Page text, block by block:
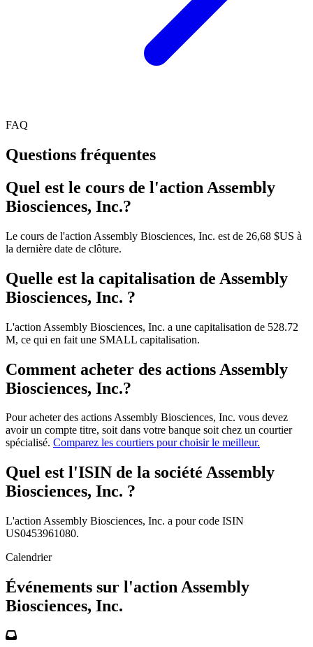
FAQ
Questions fréquentes
Quel est le cours de l'action Assembly
Biosciences, Inc.?
Le cours de l'action Assembly Biosciences, Inc. est de 26,68 $US à
la dernière date de clôture.
Quelle est la capitalisation de Assembly
Biosciences, Inc. ?
L'action Assembly Biosciences, Inc. a une capitalisation de 528.72
M, ce qui en fait une SMALL capitalisation.
Comment acheter des actions Assembly
Biosciences, Inc.?
Pour acheter des actions Assembly Biosciences, Inc. vous devez
avoir un compte titre, soit dans votre banque soit chez un courtier
spécialisé. Comparez les courtiers pour choisir le meilleur.
Quel est l'ISIN de la société Assembly
Biosciences, Inc. ?
L'action Assembly Biosciences, Inc. a pour code ISIN
US0453961080.
Calendrier
Événements sur l'action Assembly
Biosciences, Inc.